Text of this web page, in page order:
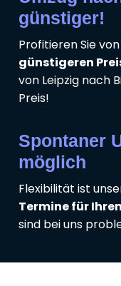
günstiger!
Profitieren Sie von
günstigeren
von Leipzig nach
Preis!
Spontaner
möglich
Flexibilität ist
Termine für
sind bei uns